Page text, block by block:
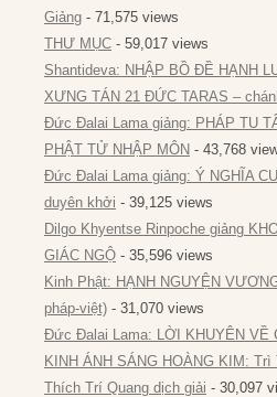
Giảng - 71,575 views
THƯ MỤC - 59,017 views
Shantideva: NHẬP BỒ ĐỀ HẠNH
XƯNG TÁN 21 ĐỨC TARAS –
Đức Đalai Lama giảng: PHÁP TU
PHẬT TỬ NHẬP MÔN - 43,768
Đức Đalai Lama giảng: Ý NGHĨA
duyên khởi - 39,125 views
Dilgo Khyentse Rinpoche giảng
GIÁC NGỘ - 35,596 views
Kinh Phật: HẠNH NGUYỆN
pháp-việt) - 31,070 views
Đức Đalai Lama: LỜI KHUYÊN VỀ
KINH ÁNH SÁNG HOÀNG KIM:
Thích Trí Quang dịch giải - 30,097